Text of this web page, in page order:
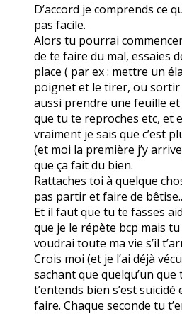
D’accord je comprends ce
pas facile.
Alors tu pourrai
de te faire du mal, essaies
place ( par ex : mettre un
poignet et le tirer, ou sortir
aussi prendre une feuille
que tu te reproches etc, et
vraiment je sais que c’est
(et moi la première j’y
que ça fait du bien.
Rattaches toi à quelque
pas partir et faire de bêtise..
Et il faut que tu te fasses
que je le répète bcp mais
voudrai toute ma vie s’il
Crois moi (et je l’ai déjà
sachant que quelqu’un que
t’entends bien s’est
faire. Chaque seconde tu